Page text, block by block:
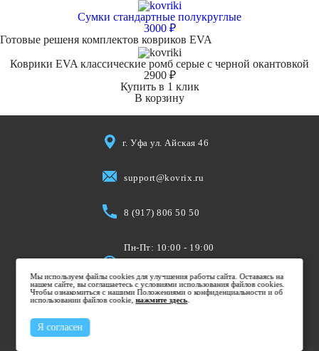
Сумки стандартные полукруглые
3000 ₽
Готовые решеня комплектов ковриков EVA
Коврики EVA классические ромб серые с черной окантовкой
2900 ₽
Купить в 1 клик
В корзину
г. Уфа ул. Айская 46
support@kovrix.ru
8 (917) 806 50 50
Пн-Пт: 10:00 - 19:00
Вс: Выходной
Мы используем файлы cookies для улучшения работы сайта. Оставаясь на
нашем сайте, вы соглашаетесь с условиями использования файлов cookies.
Чтобы ознакомиться с нашими Положениями о конфиденциальности и об
использовании файлов cookie,нажмите здесь.
Я согласен